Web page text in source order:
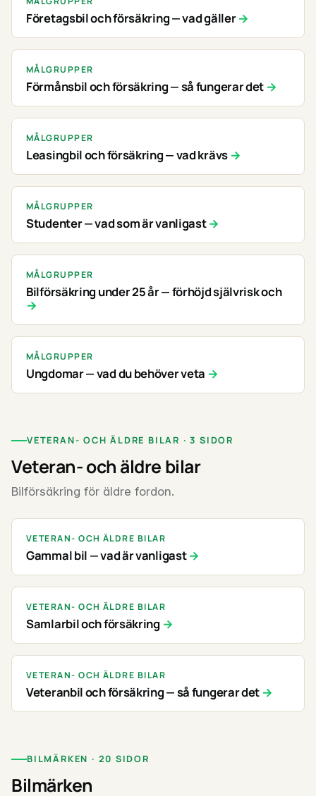
Företagsbil och försäkring — vad gäller
MÅLGRUPPER
Förmånsbil och försäkring — så fungerar det
MÅLGRUPPER
Leasingbil och försäkring — vad krävs
MÅLGRUPPER
Studenter — vad som är vanligast
MÅLGRUPPER
Bilförsäkring under 25 år — förhöjd självrisk och
MÅLGRUPPER
Ungdomar — vad du behöver veta
VETERAN- OCH ÄLDRE BILAR · 3 SIDOR
Veteran- och äldre bilar
Bilförsäkring för äldre fordon.
VETERAN- OCH ÄLDRE BILAR
Gammal bil — vad är vanligast
VETERAN- OCH ÄLDRE BILAR
Samlarbil och försäkring
VETERAN- OCH ÄLDRE BILAR
Veteranbil och försäkring — så fungerar det
BILMÄRKEN · 20 SIDOR
Bilmärken